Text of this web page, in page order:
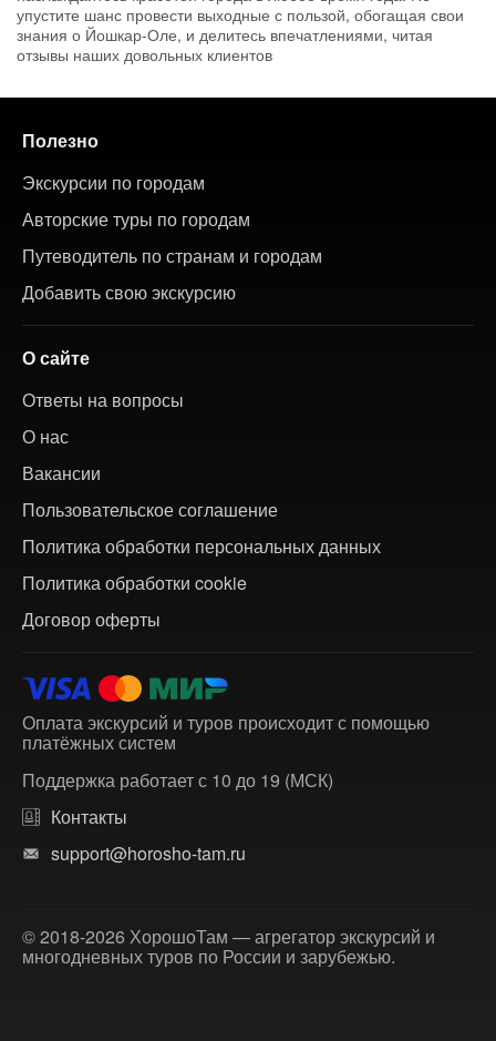
упустите шанс провести выходные с пользой, обогащая свои
знания о Йошкар-Оле, и делитесь впечатлениями, читая
отзывы наших довольных клиентов
Полезно
Экскурсии по городам
Авторские туры по городам
Путеводитель по странам и городам
Добавить свою экскурсию
О сайте
Ответы на вопросы
О нас
Вакансии
Пользовательское соглашение
Политика обработки персональных данных
Политика обработки cookie
Договор оферты
Оплата экскурсий и туров происходит с помощью
платёжных систем
Поддержка работает с 10 до 19 (МСК)
Контакты
support@horosho-tam.ru
© 2018-2026 ХорошоТам — агрегатор экскурсий и
многодневных туров по России и зарубежью.